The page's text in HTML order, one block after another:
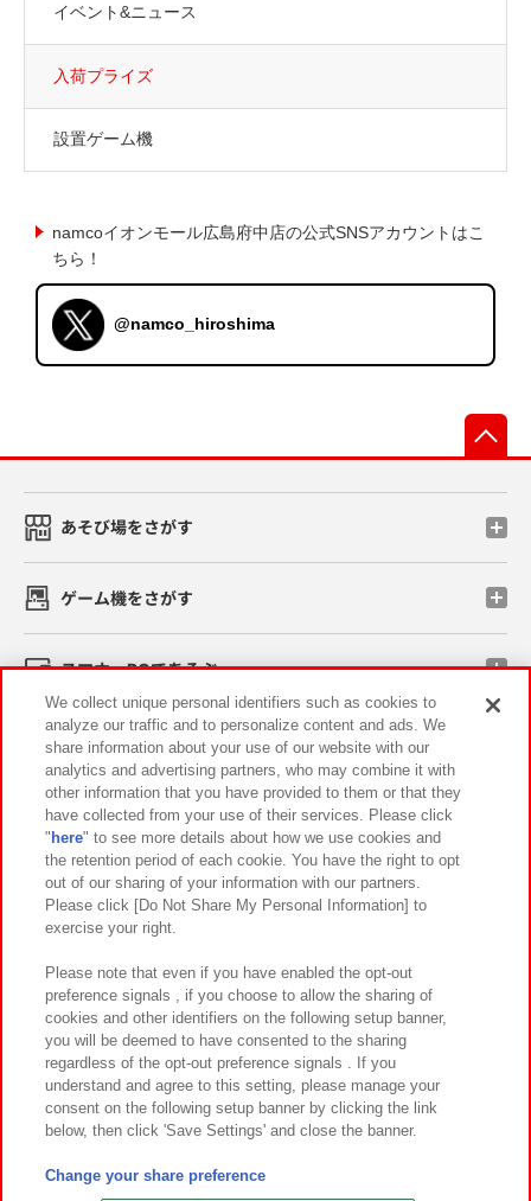
イベント&ニュース
入荷プライズ
設置ゲーム機
namcoイオンモール広島府中店の公式SNSアカウントはこ
ちら！
@namco_hiroshima
あそび場をさがす
ゲーム機をさがす
スマホ・PCであそぶ
イベント・キャンペーン
関連会社 サステナビリティ サイトポリシー
プライバシーポリシー ウェブアクセシビリティ方針と検証結果
お取引先さまとともに
カスタマーハラスメント対応方針 よくあるご質問・お問い合わせ
©Bandai Namco Amusement Inc.
©Bandai Namco Amusement Lab Inc.
We collect unique personal identifiers such as cookies to
analyze our traffic and to personalize content and ads. We
share information about your use of our website with our
analytics and advertising partners, who may combine it with
other information that you have provided to them or that they
have collected from your use of their services. Please click
" here" to see more details about how we use cookies and
the retention period of each cookie. You have the right to opt
out of our sharing of your information with our partners.
Please click [Do Not Share My Personal Information] to
exercise your right.
Please note that even if you have enabled the opt-out
preference signals , if you choose to allow the sharing of
cookies and other identifiers on the following setup banner,
you will be deemed to have consented to the sharing
regardless of the opt-out preference signals . If you
understand and agree to this setting, please manage your
consent on the following setup banner by clicking the link
below, then click 'Save Settings' and close the banner.
Change your share preference